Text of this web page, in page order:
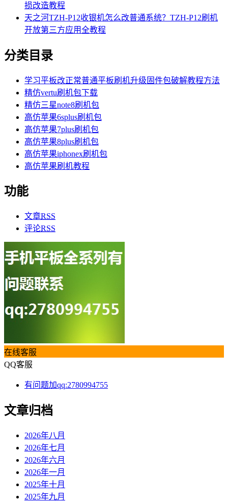
损改造教程
天之河TZH-P12收银机怎么改普通系统？TZH-P12刷机
开放第三方应用全教程
分类目录
学习平板改正常普通平板刷机升级固件包破解教程方法
精仿vertu刷机包下载
精仿三星note8刷机包
高仿苹果6splus刷机包
高仿苹果7plus刷机包
高仿苹果8plus刷机包
高仿苹果iphonex刷机包
高仿苹果刷机教程
功能
文章RSS
评论RSS
在线客服
QQ客服
有问题加qq:2780994755
文章归档
2026年八月
2026年七月
2026年六月
2026年一月
2025年十月
2025年九月